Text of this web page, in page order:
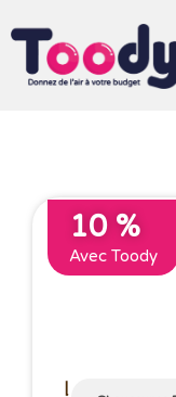
10 %
Avec Toody